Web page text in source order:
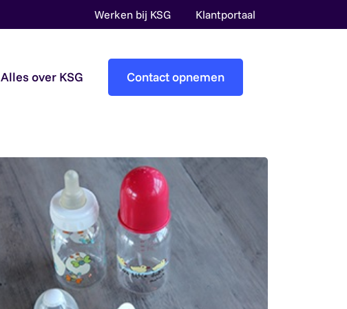
Werken bij KSG Klantportaal
Pre-audit services
Overheidsaccountants
Alles over KSG Contact opnemen